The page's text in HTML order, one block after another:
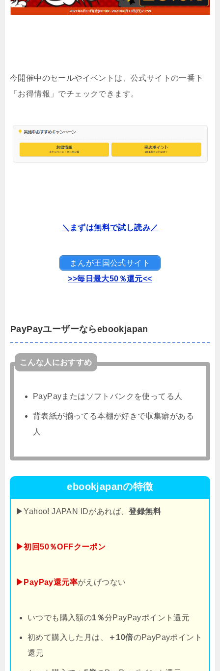
今開催中のセールやイベントは、公式サイトの一番下
「お得情報」でチェックできます。
＼まずは無料で試し読み／
まんが王国公式サイト
>>毎日最大50％還元<<
PayPayユーザーならebookjapan
こんな人におすすめ
PayPayまたはソフトバンクを使ってる人
背表紙が揃ってる本棚が好きで収集癖がある
人
ebookjapanの特徴
▶Yahoo! JAPAN IDがあれば、登録無料
▶初回50％OFFクーポン
▶PayPay還元率がえげつない
いつでも購入額の1％分PayPayポイント還元
初めて購入した月は、 ＋10倍のPayPayポイント
還元